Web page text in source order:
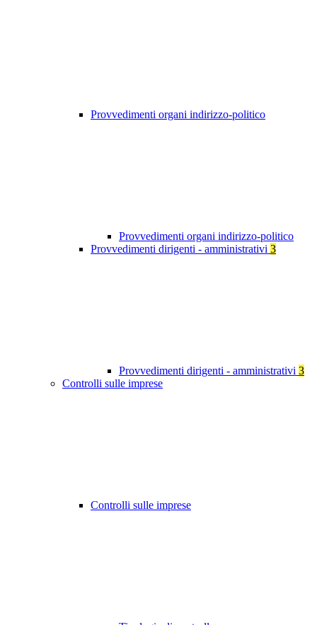
Provvedimenti organi indirizzo-politico
Provvedimenti organi indirizzo-politico
Provvedimenti dirigenti - amministrativi 3
Provvedimenti dirigenti - amministrativi 3
Controlli sulle imprese
Controlli sulle imprese